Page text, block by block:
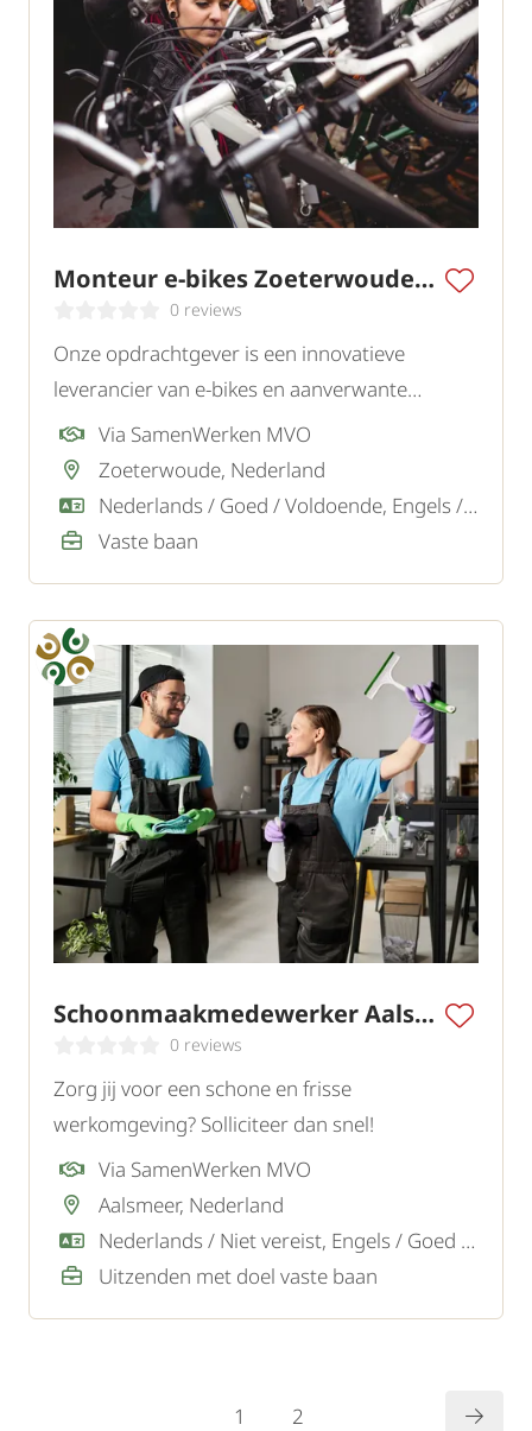
Monteur e-bikes Zoeterwoude / Den Haag
0 reviews
Onze opdrachtgever is een innovatieve
leverancier van e-bikes en aanverwante
producten. Het bedrijf groeit snel en staat
bekend om kwaliteit, service en duurzame
mobiliteitsoplossingen.
Via SamenWerken MVO
Zoeterwoude, Nederland
Nederlands / Goed / Voldoende, Engels / Goed
Vaste baan
Schoonmaakmedewerker Aalsmeer II
0 reviews
Zorg jij voor een schone en frisse
werkomgeving? Solliciteer dan snel!
Via SamenWerken MVO
Aalsmeer, Nederland
Nederlands / Niet vereist, Engels / Goed / Voldoende
Uitzenden met doel vaste baan
1 2